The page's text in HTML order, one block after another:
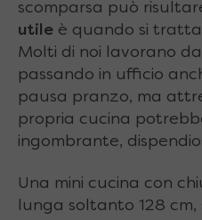
scomparsa può
utile è quando si
Molti di noi lavorano
passando in ufficio
pausa pranzo, ma
propria cucina
ingombrante,
Una mini cucina con
lunga soltanto 128 cm,